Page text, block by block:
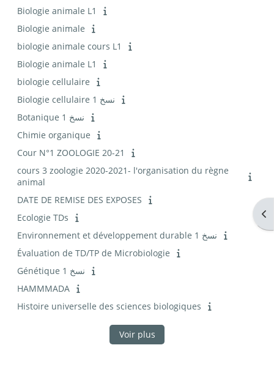
Biologie animale L1
Biologie animale
biologie animale cours L1
Biologie animale L1
biologie cellulaire
Biologie cellulaire نسخ 1
Botanique نسخ 1
Chimie organique
Cour N°1 ZOOLOGIE 20-21
cours 3 zoologie 2020-2021- l'organisation du règne
animal
DATE DE REMISE DES EXPOSES
Ecologie TDs
Environnement et développement durable نسخ 1
Évaluation de TD/TP de Microbiologie
Génétique نسخ 1
HAMMMADA
Histoire universelle des sciences biologiques
Voir plus